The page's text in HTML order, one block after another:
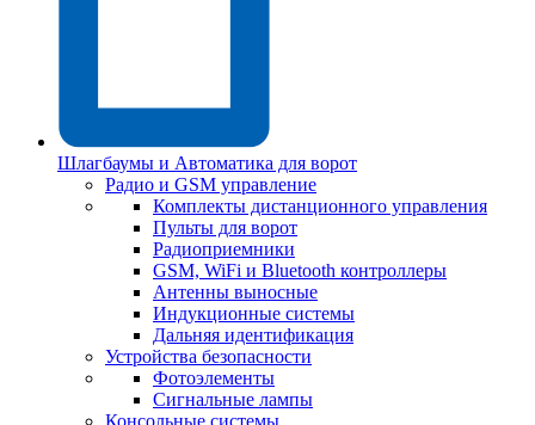
Шлагбаумы и Автоматика для ворот
Радио и GSM управление
Комплекты дистанционного управления
Пульты для ворот
Радиоприемники
GSM, WiFi и Bluetooth контроллеры
Антенны выносные
Индукционные системы
Дальняя идентификация
Устройства безопасности
Фотоэлементы
Сигнальные лампы
Консольные системы